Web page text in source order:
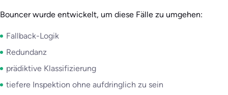
Bouncer wurde entwickelt, um diese Fälle zu umgehen:
Fallback-Logik
Redundanz
prädiktive Klassifizierung
tiefere Inspektion ohne aufdringlich zu sein